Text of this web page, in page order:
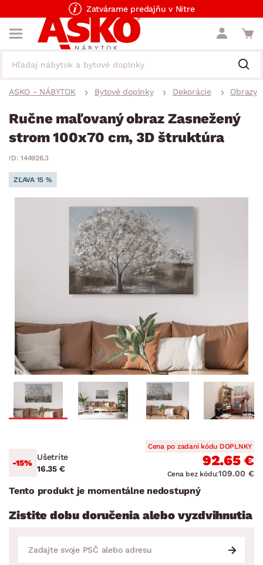
Zatvárame predajňu v Nitre
ASKO - NÁBYTOK Bytové doplnky Dekorácie Obrazy
Ručne maľovaný obraz Zasnežený
strom 100x70 cm, 3D štruktúra
ID: 144926.3
ZĽAVA 15 %
-15%
Ušetríte
16.35 €
Cena po zadaní kódu DOPLNKY
92.65 €
Cena bez kódu:109.00 €
Tento produkt je momentálne nedostupný
Zistite dobu doručenia alebo vyzdvihnutia